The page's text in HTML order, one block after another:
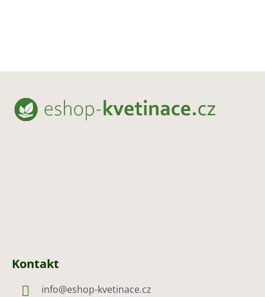
Z
Kontakt
info@eshop-kvetinace.cz